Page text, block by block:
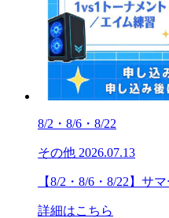
8/2・8/6・8/22
その他 2026.07.13
【8/2・8/6・8/22】サ
詳細はこちら